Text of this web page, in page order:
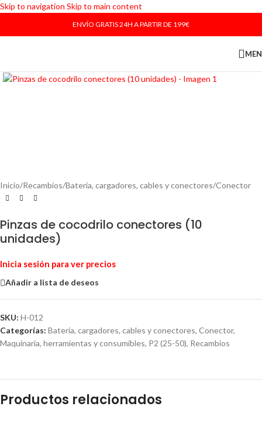
Skip to navigation Skip to main content
ENVÍO GRATIS 24H A PARTIR DE 199€
Inicio/Recambios/Batería, cargadores, cables y conectores/Conector
Pinzas de cocodrilo conectores (10
unidades)
Inicia sesión para ver precios
Añadir a lista de deseos
SKU: H-012
Categorías: Batería, cargadores, cables y conectores, Conector,
Maquinaria, herramientas y consumibles, P2 (25-50), Recambios
Productos relacionados